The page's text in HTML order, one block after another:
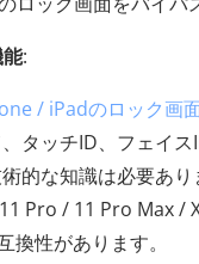
:
/ iPadのロック画
タッチID、フェイス
的な知識は必要あり
Pro / 11 Pro Max /
性があります。